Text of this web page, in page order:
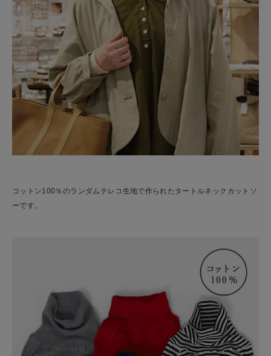
コットン100％のランダムテレコ生地で作られたタートルネックカットソ
ーです。